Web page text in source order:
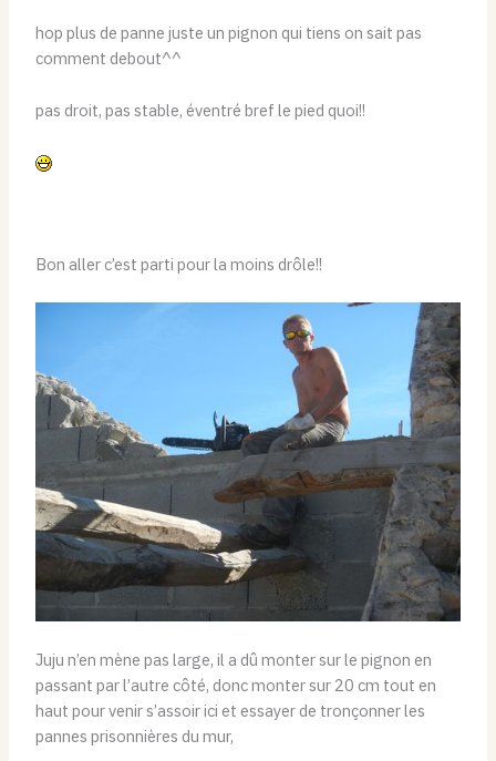
hop plus de panne juste un pignon qui tiens on sait pas
comment debout^^
pas droit, pas stable, éventré bref le pied quoi!!
Bon aller c’est parti pour la moins drôle!!
Juju n’en mène pas large, il a dû monter sur le pignon en
passant par l’autre côté, donc monter sur 20 cm tout en
haut pour venir s’assoir ici et essayer de tronçonner les
pannes prisonnières du mur,